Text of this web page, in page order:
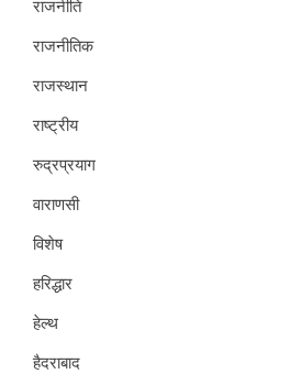
राजनीति
राजनीतिक
राजस्थान
राष्ट्रीय
रुद्रप्रयाग
वाराणसी
विशेष
हरिद्धार
हेल्थ
हैदराबाद